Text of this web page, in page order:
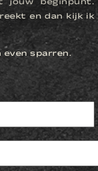
jouw beginpunt.
en dan kijk ik
sparren.